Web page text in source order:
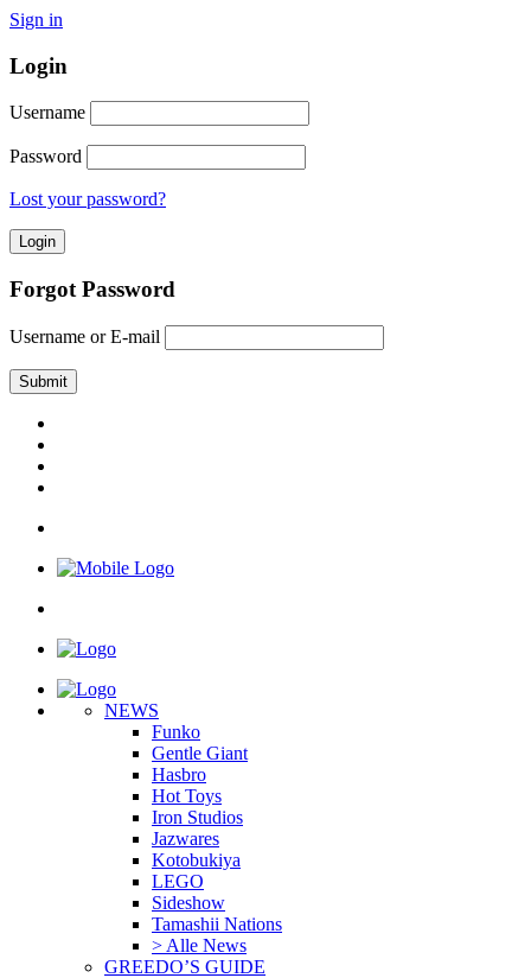
Sign in
Login
Username
Password
Lost your password?
Forgot Password
Username or E-mail
NEWS
Funko
Gentle Giant
Hasbro
Hot Toys
Iron Studios
Jazwares
Kotobukiya
LEGO
Sideshow
Tamashii Nations
> Alle News
GREEDO’S GUIDE